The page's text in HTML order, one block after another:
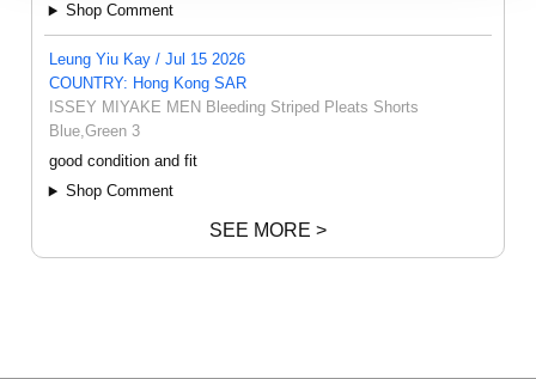
Shop Comment
Leung Yiu Kay / Jul 15 2026
COUNTRY: Hong Kong SAR
ISSEY MIYAKE MEN Bleeding Striped Pleats Shorts
Blue,Green 3
good condition and fit
Shop Comment
SEE MORE >